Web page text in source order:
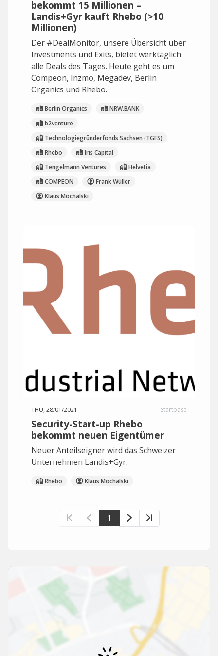
bekommt 15 Millionen –
Landis+Gyr kauft Rhebo (>10
Millionen)
Der #DealMonitor, unsere Übersicht über
Investments und Exits, bietet werktäglich
alle Deals des Tages. Heute geht es um
Compeon, Inzmo, Megadev, Berlin
Organics und Rhebo.
Berlin Organics
NRW.BANK
b2venture
Technologiegründerfonds Sachsen (TGFS)
Rhebo
Iris Capital
Tengelmann Ventures
Helvetia
COMPEON
Frank Wüller
Klaus Mochalski
THU, 28/01/2021 Startbase
Security-Start-up Rhebo
bekommt neuen Eigentümer
Neuer Anteilseigner wird das Schweizer
Unternehmen Landis+Gyr.
Rhebo Klaus Mochalski
1